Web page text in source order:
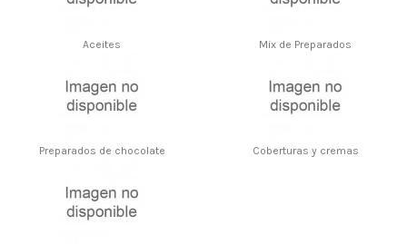
Aceites Mix de Preparados
Preparados de chocolate Coberturas y cremas